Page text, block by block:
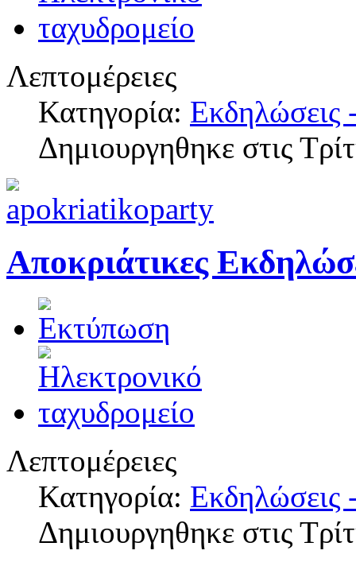
Λεπτομέρειες
Κατηγορία: Εκδηλώσεις
Δημιουργηθηκε στις
Αποκριάτικες
Λεπτομέρειες
Κατηγορία: Εκδηλώσεις
Δημιουργηθηκε στις